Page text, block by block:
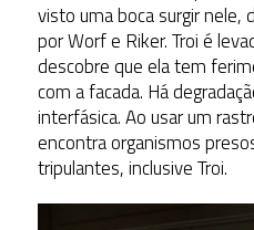
visto uma boca surgir
por Worf e Riker. Troi é
descobre que ela tem
com a facada. Há
interfásica. Ao usar um
encontra organismos
tripulantes, inclusive Troi.